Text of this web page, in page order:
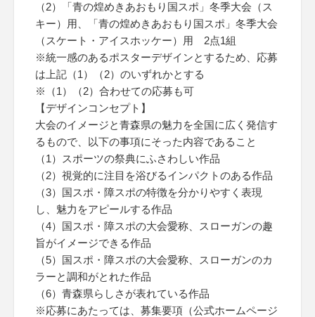
（2）「青の煌めきあおもり国スポ」冬季大会（ス
キー）用、「青の煌めきあおもり国スポ」冬季大会
（スケート・アイスホッケー）用 2点1組
※統一感のあるポスターデザインとするため、応募
は上記（1）（2）のいずれかとする
※（1）（2）合わせての応募も可
【デザインコンセプト】
大会のイメージと青森県の魅力を全国に広く発信す
るもので、以下の事項にそった内容であること
（1）スポーツの祭典にふさわしい作品
（2）視覚的に注目を浴びるインパクトのある作品
（3）国スポ・障スポの特徴を分かりやすく表現
し、魅力をアピールする作品
（4）国スポ・障スポの大会愛称、スローガンの趣
旨がイメージできる作品
（5）国スポ・障スポの大会愛称、スローガンのカ
ラーと調和がとれた作品
（6）青森県らしさが表れている作品
※応募にあたっては、募集要項（公式ホームページ